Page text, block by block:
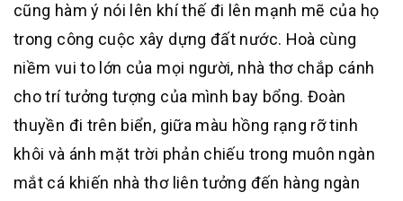
cũng hàm ý nói lên khí thế đi lên mạnh mẽ của họ
trong công cuộc xây dựng đất nước. Hoà cùng
niềm vui to lớn của mọi người, nhà thơ chắp cánh
cho trí tưởng tượng của mình bay bổng. Đoàn
thuyền đi trên biển, giữa màu hồng rạng rỡ tinh
khôi và ánh mặt trời phản chiếu trong muôn ngàn
mắt cá khiến nhà thơ liên tưởng đến hàng ngàn